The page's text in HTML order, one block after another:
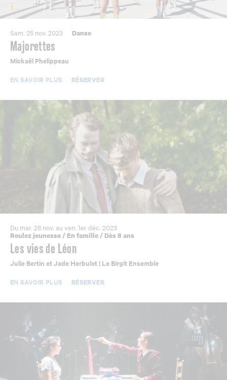
Sam. 25 nov. 2023 Danse
Majorettes
Mickaël Phelippeau
EN SAVOIR PLUS
RÉSERVER
Du mar. 28 nov. au ven. 1er déc. 2023
Roulez jeunesse/ En famille/ Dès 8 ans
Les vies de Léon
Julie Bertin et Jade Herbulot | Le Birgit Ensemble
EN SAVOIR PLUS
RÉSERVER